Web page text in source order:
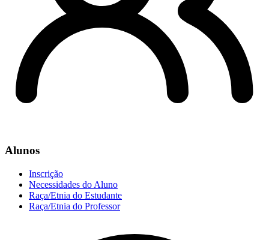
Alunos
Inscrição
Necessidades do Aluno
Raça/Etnia do Estudante
Raça/Etnia do Professor